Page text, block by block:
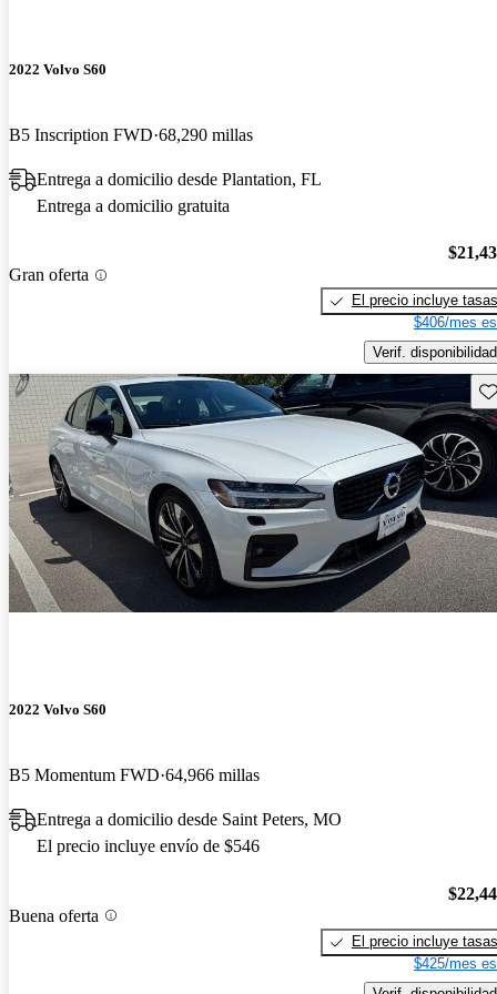
2022 Volvo S60
B5 Inscription FWD 68,290 millas
Entrega a domicilio desde Plantation, FL
Entrega a domicilio gratuita
Gran oferta
El precio incluye tasas
$406/mes
Verif. disponibilidad
2022 Volvo S60
B5 Momentum FWD 64,966 millas
Entrega a domicilio desde Saint Peters, MO
El precio incluye envío de $546
Buena oferta
El precio incluye tasas
$425/mes